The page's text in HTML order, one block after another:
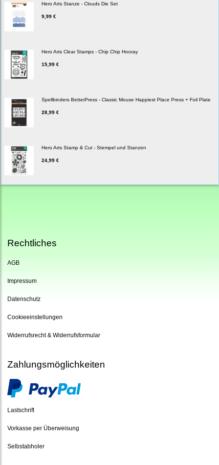
Hero Arts Stanze - Clouds Die Set
9,99 €
Hero Arts Clear Stamps - Chip Chip Hooray
15,99 €
Spellbinders BetterPress - Classic Mouse Happiest Place Press + Foil Plate
28,99 €
Hero Arts Stamp & Cut - Stempel und Stanzen
24,99 €
Rechtliches
AGB
Impressum
Datenschutz
Cookieeinstellungen
Widerrufsrecht & Widerrufsformular
Zahlungsmöglichkeiten
Lastschrift
Vorkasse per Überweisung
Selbstabholer